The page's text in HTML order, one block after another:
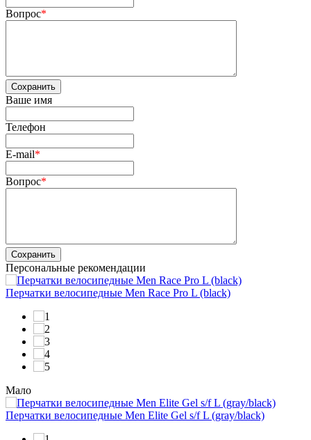
Вопрос*
Сохранить
Ваше имя
Телефон
E-mail*
Вопрос*
Сохранить
Персональные рекомендации
Перчатки велосипедные Men Race Pro L (black)
Мало
Перчатки велосипедные Men Elite Gel s/f L (gray/black)